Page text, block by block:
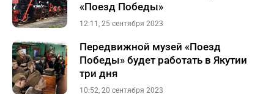
«Поезд Победы»
12:11, 25 сентября 2023
Передвижной музей «Поезд
Победы» будет работать в Якутии
три дня
10:52, 20 сентября 2023